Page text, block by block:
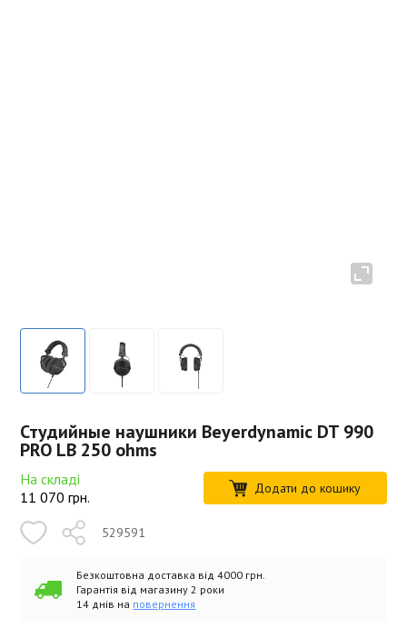
Студийные наушники Beyerdynamic DT 990
PRO LB 250 ohms
На складі
11 070 грн. Додати до кошику
529591
Безкоштовна доставка від 4000 грн.
Гарантія від магазину 2 роки
14 днів на повернення